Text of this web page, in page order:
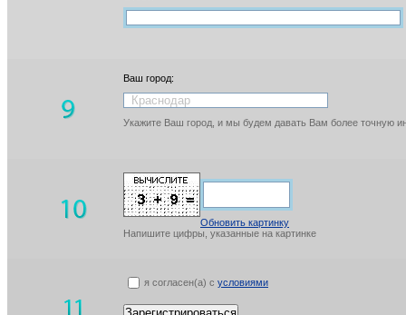
Ваш город:
Укажите Ваш город, и мы будем давать Вам более точную
Обновить картинку
Напишите цифры, указанные на картинке
я согласен(а) с условиями